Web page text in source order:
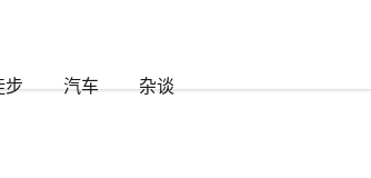
步 汽车 杂谈